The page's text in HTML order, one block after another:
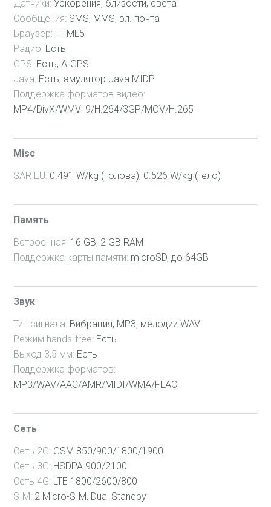
37 Мес
38 Мес
39 Мес
40 Мес
41 Мес
43 Мес
45 Мес
46 Мес
47 Мес
48 Мес
Датчики: Ускорения, близости, света
Сообщения: SMS, MMS, эл. почта
Браузер: HTML5
Радио: Есть
GPS: Есть, A-GPS
Java: Есть, эмулятор Java MIDP
Поддержка форматов видео:
MP4/DivX/WMV_9/H.264/3GP/MOV/H.265
Misc
SAR EU: 0.491 W/kg (голова), 0.526 W/kg (тело)
Память
Встроенная: 16 GB, 2 GB RAM
Поддержка карты памяти: microSD, до 64GB
Звук
Тип сигнала: Вибрация, MP3, мелодии WAV
Режим hands-free: Есть
Выход 3,5 мм: Есть
Поддержка форматов:
MP3/WAV/AAC/AMR/MIDI/WMA/FLAC
Сеть
Сеть 2G: GSM 850/900/1800/1900
Сеть 3G: HSDPA 900/2100
Сеть 4G: LTE 1800/2600/800
SIM: 2 Micro-SIM, Dual Standby